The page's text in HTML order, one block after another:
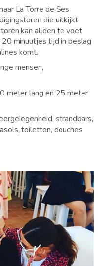
La Torre de Ses
die uitkijkt
kan alleen te voet
minuutjes tijd in beslag
komt.
mensen,
meter lang en 25 meter
strandbars,
toiletten, douches